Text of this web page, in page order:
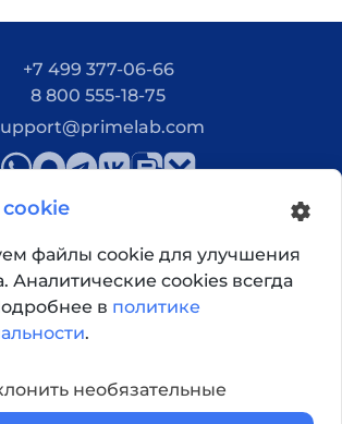
+7 499 377-06-66
8 800 555-18-75
Как добраться?
файлы cookie для улучшения
Аналитические cookies всегда
в политике
.
необязательные